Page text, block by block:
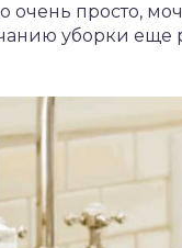
просто,
уборки